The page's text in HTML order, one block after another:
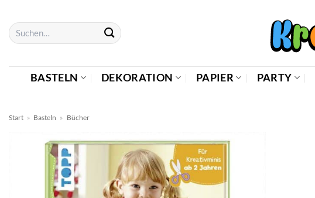
Inhalt
springen
Suchen
nach:
BASTELN DEKORATION PAPIER PARTY
Start » Basteln » Bücher